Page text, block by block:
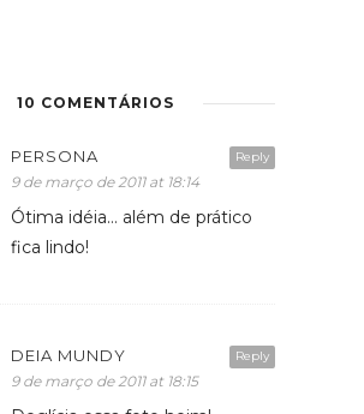
10 COMENTÁRIOS
Reply
PERSONA
9 de março de 2011 at 18:14
Ótima idéia… além de prático
fica lindo!
Reply
DEIA MUNDY
9 de março de 2011 at 18:15